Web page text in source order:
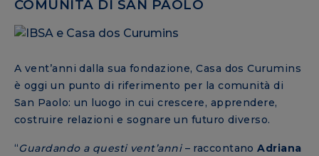
COMUNITÀ DI SAN PAOLO
A vent’anni dalla sua fondazione, Casa dos Curumins
è oggi un punto di riferimento per la comunità di
San Paolo: un luogo in cui crescere, apprendere,
costruire relazioni e sognare un futuro diverso.
“Guardando a questi vent’anni– raccontanoAdriana